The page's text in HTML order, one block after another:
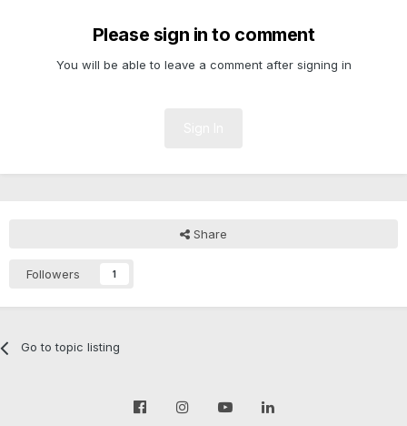
Please sign in to comment
You will be able to leave a comment after signing in
Share
Followers 1
Go to topic listing